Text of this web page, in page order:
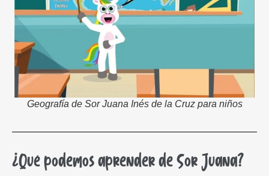
Geografía de Sor Juana Inés de la Cruz para niños
¿Qué podemos aprender de Sor Juana?